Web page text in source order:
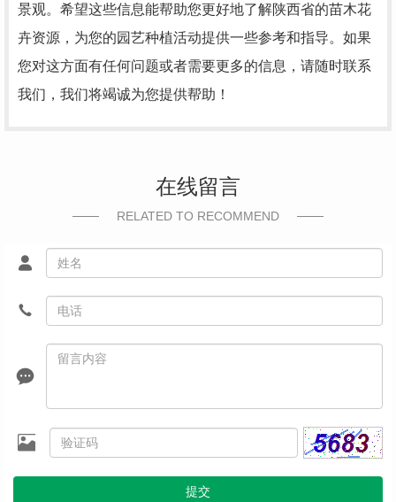
景观。希望这些信息能帮助您更好地了解陕西省的苗木花
卉资源，为您的园艺种植活动提供一些参考和指导。如果
您对这方面有任何问题或者需要更多的信息，请随时联系
我们，我们将竭诚为您提供帮助！
在线留言
RELATED TO RECOMMEND
提交